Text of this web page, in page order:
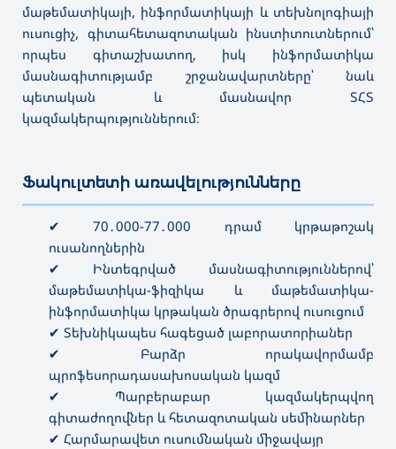
մաթեմատիկայի, ինֆորմատիկայի և տեխնոլոգիայի
ուսուցիչ, գիտահետազոտական ինստիտուտներում՝
որպես գիտաշխատող, իսկ ինֆորմատիկա
մասնագիտությամբ շրջանավարտները՝ նաև
պետական և մասնավոր ՏՀՏ
կազմակերպություններում։
Ֆակուլտետի առավելությունները
✔ 70․000-77․000 դրամ կրթաթոշակ
ուսանողներին
✔ Ինտեգրված մասնագիտություններով՝
մաթեմատիկա-ֆիզիկա և մաթեմատիկա-
ինֆորմատիկա կրթական ծրագրերով ուսուցում
✔ Տեխնիկապես հագեցած լաբորատորիաներ
✔ Բարձր որակավորմամբ
պրոֆեսորադասախոսական կազմ
✔ Պարբերաբար կազմակերպվող
գիտաժողովներ և հետազոտական ​​սեմինարներ
✔ Հարմարավետ ուսումնական միջավայր